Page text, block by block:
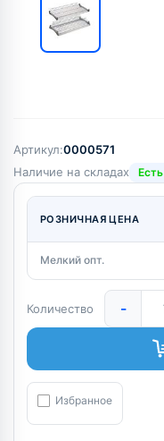
Артикул:0000571
Наличие на складах
Есть
РОЗНИЧНАЯ ЦЕНА
Мелкий опт.
Количество -
Избранное